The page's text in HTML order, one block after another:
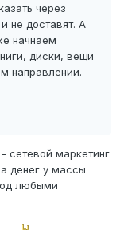
через
не доставят. А
начнаем
диски, вещи
направлении.
сетевой маркетинг
денег у массы
любыми